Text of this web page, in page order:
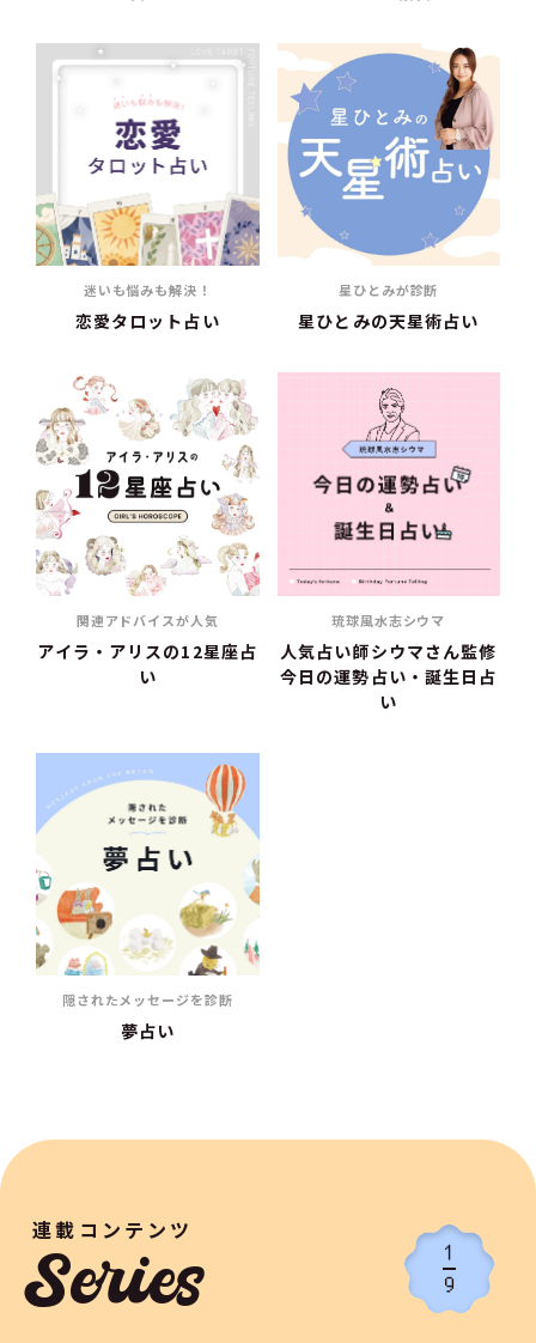
迷いも悩みも解決！
恋愛タロット占い
星ひとみが診断
星ひとみの天星術占い
関連アドバイスが人気
アイラ・アリスの12星座占
い
琉球風水志シウマ
人気占い師シウマさん監修
今日の運勢占い・誕生日占
い
隠されたメッセージを診断
夢占い
連載コンテンツ
Series
1
9